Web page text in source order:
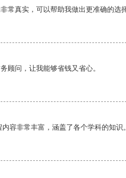
常真实，可以帮助我做出更准确的选择
顾问，让我能够省钱又省心。
容非常丰富，涵盖了各个学科的知识